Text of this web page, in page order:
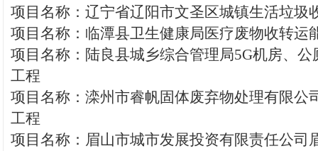
项目名称：辽宁省辽阳市文圣区城镇生活垃圾
项目名称：临潭县卫生健康局医疗废物收转运
项目名称：陆良县城乡综合管理局5G机房、公
工程
项目名称：滦州市睿帆固体废弃物处理有限公
工程
项目名称：眉山市城市发展投资有限责任公司